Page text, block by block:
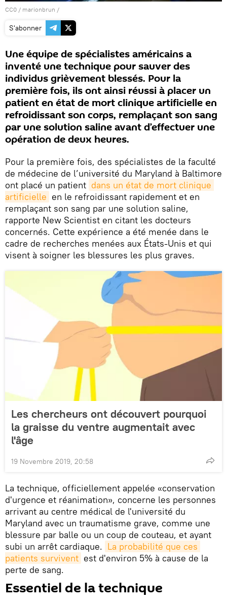
CC0 / marionbrun /
S'abonner
Une équipe de spécialistes américains a
inventé une technique pour sauver des
individus grièvement blessés. Pour la
première fois, ils ont ainsi réussi à placer un
patient en état de mort clinique artificielle en
refroidissant son corps, remplaçant son sang
par une solution saline avant d’effectuer une
opération de deux heures.
Pour la première fois, des spécialistes de la faculté
de médecine de l’université du Maryland à Baltimore
ont placé un patient dans un état de mort clinique
artificielle en le refroidissant rapidement et en
remplaçant son sang par une solution saline,
rapporte New Scientist en citant les docteurs
concernés. Cette expérience a été menée dans le
cadre de recherches menées aux États-Unis et qui
visent à soigner les blessures les plus graves.
Les chercheurs ont découvert pourquoi
la graisse du ventre augmentait avec
l'âge
19 Novembre 2019, 20:58
La technique, officiellement appelée «conservation
d'urgence et réanimation», concerne les personnes
arrivant au centre médical de l'université du
Maryland avec un traumatisme grave, comme une
blessure par balle ou un coup de couteau, et ayant
subi un arrêt cardiaque. La probabilité que ces
patients survivent est d'environ 5% à cause de la
perte de sang.
Essentiel de la technique